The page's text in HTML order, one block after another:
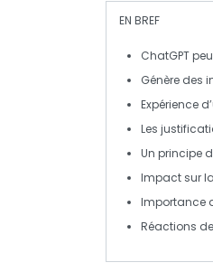
EN BREF
ChatGPT
Génère des
Expérience
Les
Un principe
Impact sur la
Importance
Réactions